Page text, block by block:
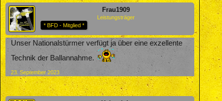
Frau1909
Leistungsträger
* BFD - Mitglied *
Unser Nationalstürmer verfügt ja über eine exzellente
Technik der Ballannahme.
23. September 2023